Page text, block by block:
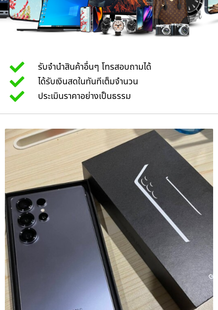
รับจำนำสินค้าอื่นๆ โทรสอบถามได้
ได้รับเงินสดในทันทีเต็มจำนวน
ประเมินราคาอย่างเป็นธรรม